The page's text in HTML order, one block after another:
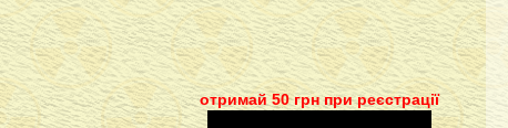
отримай 50 грн при реєстрації